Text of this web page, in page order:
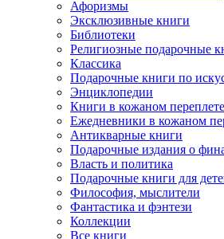
Афоризмы
Эксклюзивные книги
Библиотеки
Религиозные подарочные
Классика
Подарочные книги по
Энциклопедии
Книги в кожаном переплете
Ежедневники в кожаном
Антикварные книги
Подарочные издания о
Власть и политика
Подарочные книги для
Философия, мыслители
Фантастика и фэнтези
Коллекции
Все книги